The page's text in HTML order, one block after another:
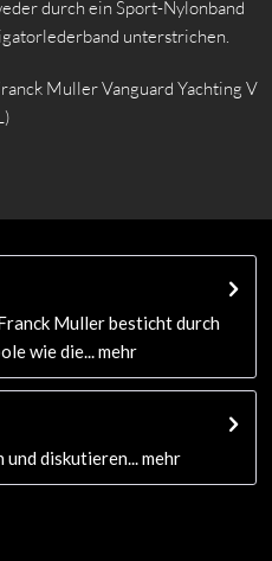
durch ein Sport-Nylonband
unterstrichen.
Muller Vanguard Yachting V
Muller besticht durch
wie die...
mehr
diskutieren...
mehr